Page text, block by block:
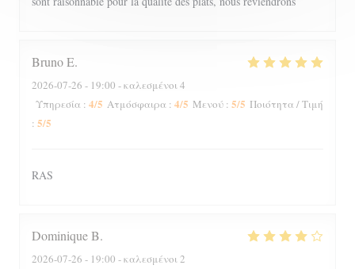
BrunoE
2026-07-26 - 19:00 - καλεσμένοι 4
Υπηρεσία : 4/5 Ατμόσφαιρα : 4/5 Μενού : 5/5 Ποιότητα / Τιμή
: 5/5
RAS
DominiqueB
2026-07-26 - 19:00 - καλεσμένοι 2